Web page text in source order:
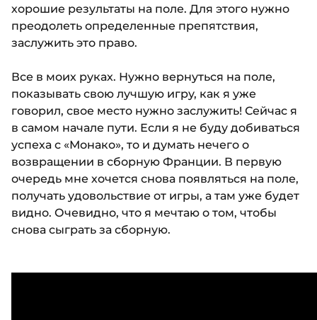
хорошие результаты на поле. Для этого нужно
преодолеть определенные препятствия,
заслужить это право.
Все в моих руках. Нужно вернуться на поле,
показывать свою лучшую игру, как я уже
говорил, свое место нужно заслужить! Сейчас я
в самом начале пути. Если я не буду добиваться
успеха с «Монако», то и думать нечего о
возвращении в сборную Франции. В первую
очередь мне хочется снова появляться на поле,
получать удовольствие от игры, а там уже будет
видно. Очевидно, что я мечтаю о том, чтобы
снова сыграть за сборную.